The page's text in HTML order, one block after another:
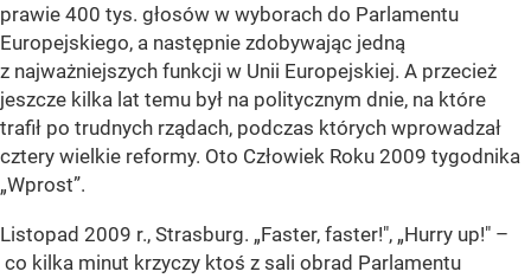
prawie 400 tys. głosów w wyborach do Parlamentu
Europejskiego, a następnie zdobywając jedną
z najważniejszych funkcji w Unii Europejskiej. A przecież
jeszcze kilka lat temu był na politycznym dnie, na które
trafił po trudnych rządach, podczas których wprowadzał
cztery wielkie reformy. Oto Człowiek Roku 2009 tygodnika
„Wprost”.
Listopad 2009 r., Strasburg. „Faster, faster!", „Hurry up!" –
co kilka minut krzyczy ktoś z sali obrad Parlamentu